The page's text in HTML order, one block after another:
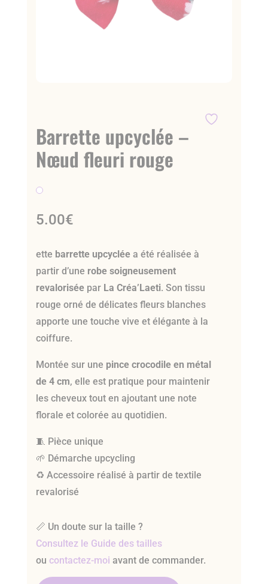
Barrette upcyclée –
Nœud fleuri rouge
5.00€
ette barrette upcycléea été réalisée à
partir d’une robe soigneusement
revaloriséepar La Créa’Laeti. Son tissu
rouge orné de délicates fleurs blanches
apporte une touche vive et élégante à la
coiffure.
Montée sur une pince crocodile en métal
de 4 cm, elle est pratique pour maintenir
les cheveux tout en ajoutant une note
florale et colorée au quotidien.
🧵 Pièce unique
🌱 Démarche upcycling
♻️ Accessoire réalisé à partir de textile
revalorisé
📏 Un doute sur la taille ?
Consultez le Guide des tailles
ou contactez-moi avant de commander.